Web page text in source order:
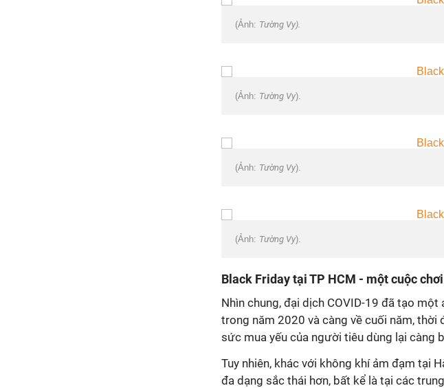
(Ảnh: Tường Vy).
(Ảnh: Tường Vy).
(Ảnh: Tường Vy).
(Ảnh: Tường Vy).
Black Friday tại TP HCM - một cuộc
Nhìn chung, đại dịch COVID-19 đã tạo
trong năm 2020 và càng về cuối năm,
sức mua yếu của người tiêu dùng lại càng
Tuy nhiên, khác với không khí ảm đạm tại
đa dạng sắc thái hơn, bất kể là tại các